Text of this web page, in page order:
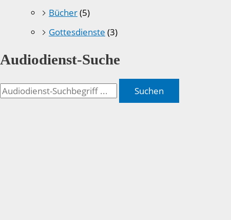
Bücher(5)
Gottesdienste (3)
Audiodienst-Suche
Suchen